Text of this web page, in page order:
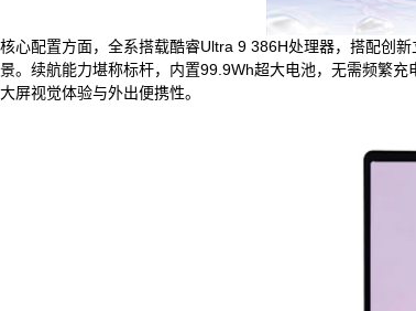
核心配置方面，全系搭载酷睿Ultra 9 386H处理器，搭配创
景。续航能力堪称标杆，内置99.9Wh超大电池，无需频繁
大屏视觉体验与外出便携性。